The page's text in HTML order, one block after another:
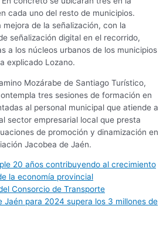
cada uno del resto de municipios.
de la señalización, con la
señalización digital en el recorrido,
a los núcleos urbanos de los municipios
explicado Lozano.
Mozárabe de Santiago Turístico,
tres sesiones de formación en
al personal municipal que atiende a
sector empresarial local que presta
de promoción y dinamización en
Jacobea de Jaén.
20 años contribuyendo al crecimiento
la economía provincial
Consorcio de Transporte
Jaén para 2024 supera los 3 millones de